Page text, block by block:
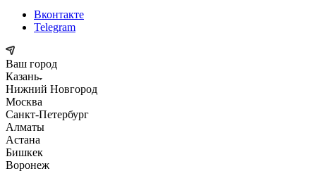
Вконтакте
Telegram
Ваш город
Казань
Нижний Новгород
Москва
Санкт-Петербург
Алматы
Астана
Бишкек
Воронеж